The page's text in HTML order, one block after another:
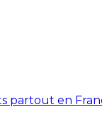
partout en